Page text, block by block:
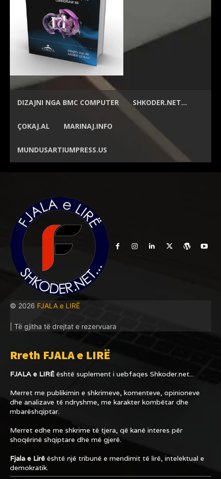
DIZAJNI NGA BMC COMPUTER SHKODER.NET…
ÇOKAJ.AL MARINAJ.INFO
MUNDUSARTIUMPRESS.US
© 2026 FJALA e LIRË
| Të gjitha të drejtat e rezervuara
Rreth FJALA e LIRË
FJALA e LIRËështë suplement i uebfaqes Shkoder.net...
Merret me publikimin e shkrimeve, komenteve, opinioneve
dhe analizave të ndryshme, me karakter kombëtar dhe
mbarëshqiptar.
Merret edhe me shkrime të tjera, që kanë interes për
shoqërinë shqiptare dhe më gjerë.
Fjala e Lirë është një tribunë e mendimit të lirë, intelektual e
demokratik.